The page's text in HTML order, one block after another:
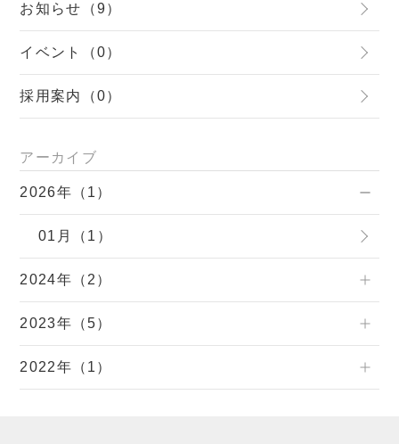
お知らせ（9）
イベント（0）
採用案内（0）
アーカイブ
2026年（1）
01月（1）
2024年（2）
2023年（5）
2022年（1）